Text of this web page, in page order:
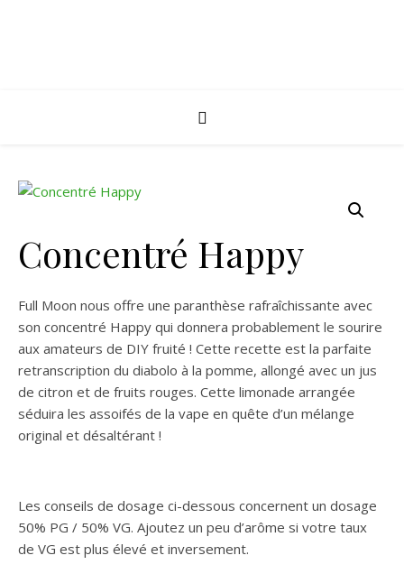
Concentré Happy
Full Moon nous offre une paranthèse rafraîchissante avec
son concentré Happy qui donnera probablement le sourire
aux amateurs de DIY fruité ! Cette recette est la parfaite
retranscription du diabolo à la pomme, allongé avec un jus
de citron et de fruits rouges. Cette limonade arrangée
séduira les assoifés de la vape en quête d’un mélange
original et désaltérant !
Les conseils de dosage ci-dessous concernent un dosage
50% PG / 50% VG. Ajoutez un peu d’arôme si votre taux
de VG est plus élevé et inversement.